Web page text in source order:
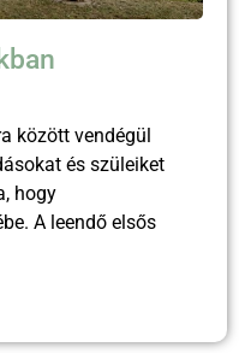
között vendégül
és szüleiket
hogy
A leendő elsős